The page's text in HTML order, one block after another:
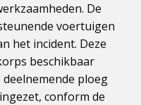
De
voertuigen
het incident. Deze
beschikbaar
ploeg
conform de